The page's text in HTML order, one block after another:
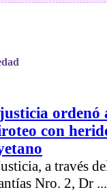
ordenó
con
a través
Nro. 2, Dr ...